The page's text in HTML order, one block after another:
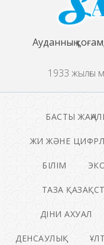
Ауданның
1933 жылғы
БАСТЫ
ЖИ ЖӘНЕ
БІЛІМ
ТАЗА
ДІНИ АХУАЛ
ДЕНСАУЛЫҚ